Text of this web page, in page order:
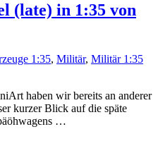
(late) in 1:35 von
1:35, Militär, Militär 1:35
haben wir bereits an anderer
kurzer Blick auf die späte
…